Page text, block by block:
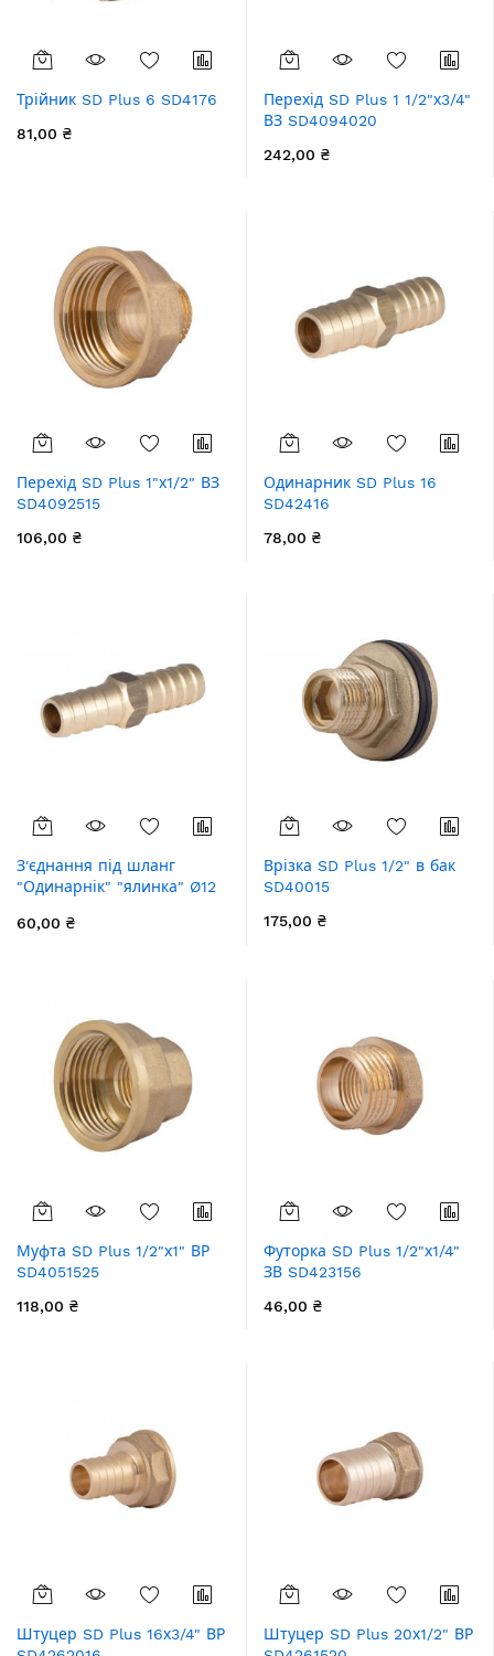
Трійник SD Plus 6 SD4176
81,00 ₴
Перехід SD Plus 1 1/2"х3/4"
ВЗ SD4094020
242,00 ₴
Перехід SD Plus 1"х1/2" ВЗ
SD4092515
106,00 ₴
Одинарник SD Plus 16
SD42416
78,00 ₴
З'єднання під шланг
"Одинарнік" "ялинка" Ø12
SD Plus
60,00 ₴
Врізка SD Plus 1/2" в бак
SD40015
175,00 ₴
Муфта SD Plus 1/2"х1" ВР
SD4051525
118,00 ₴
Футорка SD Plus 1/2"х1/4"
ЗВ SD423156
46,00 ₴
Штуцер SD Plus 16х3/4" ВР
Штуцер SD Plus 20х1/2" ВР